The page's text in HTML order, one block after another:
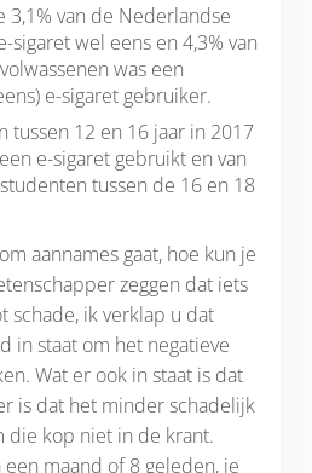
3,1% van de Nederlandse
sigaret wel eens en 4,3% van
was een
e-sigaret gebruiker.
tussen 12 en 16 jaar in 2017
e-sigaret gebruikt en van
tussen de 16 en 18
aannames gaat, hoe kun je
zeggen dat iets
schade, ik verklap u dat
in staat om het negatieve
Wat er ook in staat is dat
is dat het minder schadelijk
die kop niet in de krant.
maand of 8 geleden, je